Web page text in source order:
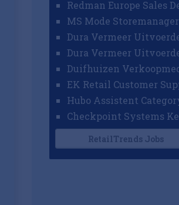
MS Mode Storemanager
RetailTrends Jobs